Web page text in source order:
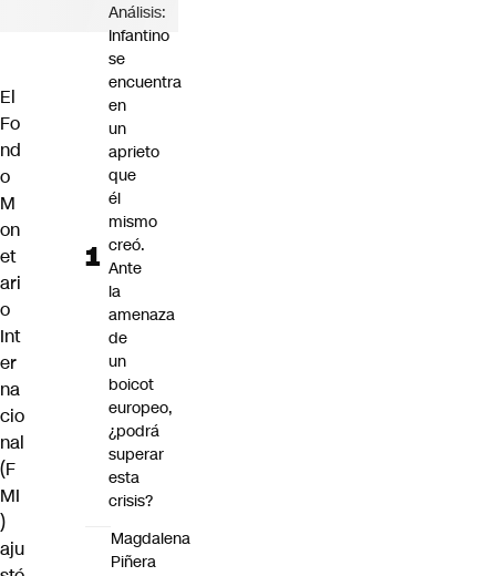
El
Fo
nd
o
M
on
et
ari
o
Int
er
na
cio
nal
(F
MI
)
aju
Análisis:
Infantino
se
encuentra
en
un
aprieto
que
él
mismo
creó.
Ante
la
amenaza
de
un
boicot
europeo,
¿podrá
superar
esta
crisis?
Magdalena
Piñera